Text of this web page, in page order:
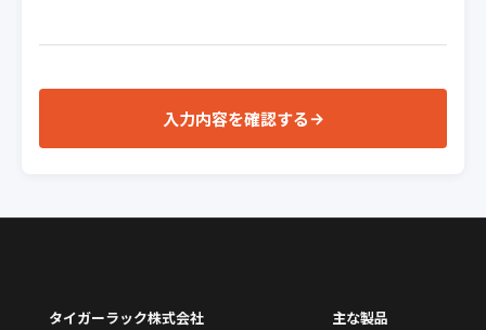
入力内容を確認する→
タイガーラック株式会社 主な製品